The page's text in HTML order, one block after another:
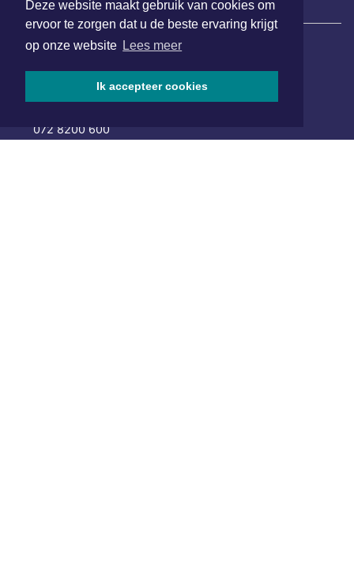
Deze website maakt gebruik van cookies om
ervoor te zorgen dat u de beste ervaring krijgt
op onze website Lees meer
Ik accepteer cookies
| Nieuws | Sport | Evenementen
van Benthuizenlaan 1
1701 BZ Heerhugowaard
072 8200 600